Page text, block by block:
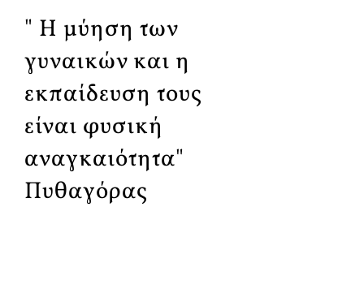
" Η μύηση των
γυναικών και η
εκπαίδευση τους
είναι φυσική
αναγκαιότητα"
Πυθαγόρας